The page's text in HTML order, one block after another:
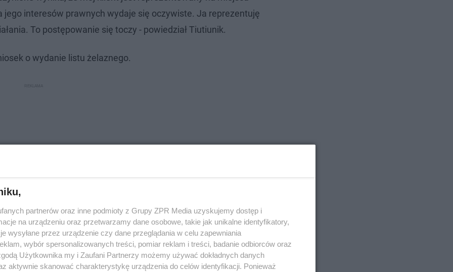
interesów prawnych wydaje się oczywiste. Ja reprezentuję
To postępowanie się toczy - powiedział Tiutiunik.
o wydanie listu żelaznego.
A4
partnerów oraz inne podmioty z Grupy ZPR Media uzyskujemy dostęp i
na urządzeniu oraz przetwarzamy dane osobowe, takie jak unikalne identyfikatory,
wysyłane przez urządzenie czy dane przeglądania w celu zapewniania
wybór spersonalizowanych treści, pomiar reklam i treści, badanie odbiorców oraz
Użytkownika my i Zaufani Partnerzy możemy używać dokładnych danych
aktywnie skanować charakterystykę urządzenia do celów identyfikacji. Ponieważ